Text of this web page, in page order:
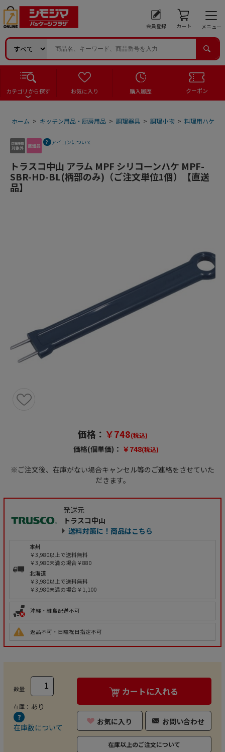
会員登録 カート メニュー
カテゴリから探す お気に入り 購入履歴 クーポン
ホーム > キッチン用品・厨房用品 > 調理器具 > 調理小物 > 料理用ハケ
アイコンについて
トラスコ中山 アラム MPF シリコーンハケ MPF-
SBR-HD-BL(柄部のみ)（ご注文単位1個）【直送
品】
価格： ￥748(税込)
価格(個単価)： ￥748(税込)
※ご注文後、在庫がない場合キャンセル等のご連絡をさせていた
だきます。
発送元
トラスコ中山
送料対策に！商品はこちら
本州
￥3,980以上で送料無料
￥3,980未満の場合￥880
北海道
￥3,980以上で送料無料
￥3,980未満の場合￥1,100
沖縄・離島配送不可
返品不可・日曜祝日指定不可
数量
在庫： あり
在庫数について
カートに入れる
お気に入り お問い合わせ
在庫以上のご注文について